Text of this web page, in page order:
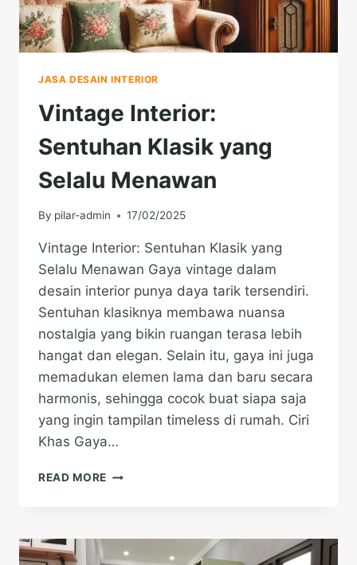
JASA DESAIN INTERIOR
Vintage Interior:
Sentuhan Klasik yang
Selalu Menawan
By pilar-admin 17/02/2025
Vintage Interior: Sentuhan Klasik yang
Selalu Menawan Gaya vintage dalam
desain interior punya daya tarik tersendiri.
Sentuhan klasiknya membawa nuansa
nostalgia yang bikin ruangan terasa lebih
hangat dan elegan. Selain itu, gaya ini juga
memadukan elemen lama dan baru secara
harmonis, sehingga cocok buat siapa saja
yang ingin tampilan timeless di rumah. Ciri
Khas Gaya…
READ MORE VINTAGE
YANG
SELALU